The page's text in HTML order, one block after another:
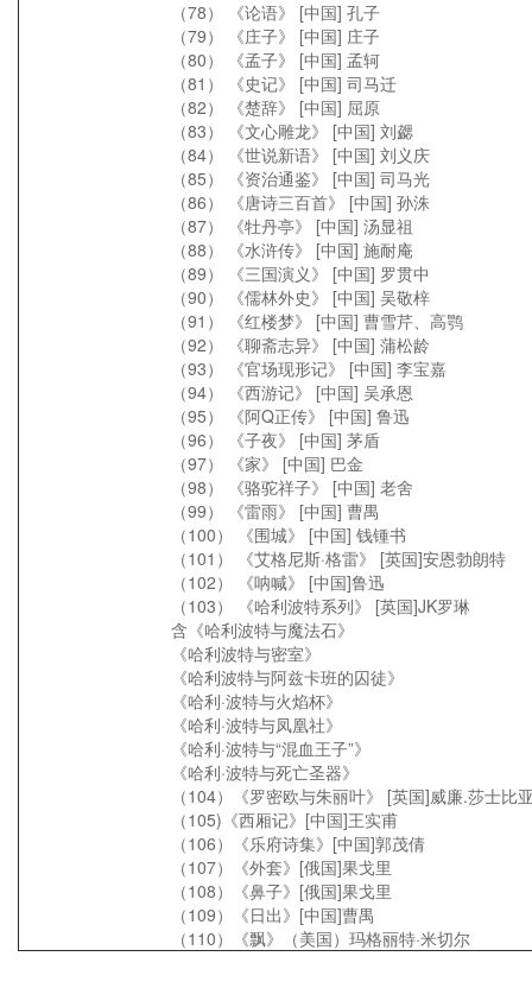
（78） 《论语》 [中国] 孔子
（79） 《庄子》 [中国] 庄子
（80） 《孟子》 [中国] 孟轲
（81） 《史记》 [中国] 司马迁
（82） 《楚辞》 [中国] 屈原
（83） 《文心雕龙》 [中国] 刘勰
（84） 《世说新语》 [中国] 刘义庆
（85） 《资治通鉴》 [中国] 司马光
（86） 《唐诗三百首》 [中国] 孙洙
（87） 《牡丹亭》 [中国] 汤显祖
（88） 《水浒传》 [中国] 施耐庵
（89） 《三国演义》 [中国] 罗贯中
（90） 《儒林外史》 [中国] 吴敬梓
（91） 《红楼梦》 [中国] 曹雪芹、高鹗
（92） 《聊斋志异》 [中国] 蒲松龄
（93） 《官场现形记》 [中国] 李宝嘉
（94） 《西游记》 [中国] 吴承恩
（95） 《阿Q正传》 [中国] 鲁迅
（96） 《子夜》 [中国] 茅盾
（97） 《家》 [中国] 巴金
（98） 《骆驼祥子》 [中国] 老舍
（99） 《雷雨》 [中国] 曹禺
（100） 《围城》 [中国] 钱锺书
（101） 《艾格尼斯·格雷》 [英国]安恩勃朗特
（102） 《呐喊》 [中国]鲁迅
（103） 《哈利波特系列》 [英国]JK罗琳
含《哈利波特与魔法石》
《哈利波特与密室》
《哈利波特与阿兹卡班的囚徒》
《哈利·波特与火焰杯》
《哈利·波特与凤凰社》
《哈利·波特与“混血王子”》
《哈利·波特与死亡圣器》
（104）《罗密欧与朱丽叶》 [英国]威廉.莎士比
（105)《西厢记》[中国]王实甫
（106）《乐府诗集》[中国]郭茂倩
（107）《外套》[俄国]果戈里
（108）《鼻子》[俄国]果戈里
（109）《日出》[中国]曹禺
（110）《飘》（美国）玛格丽特·米切尔